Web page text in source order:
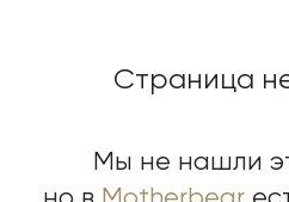
Страница
Мы не нашли